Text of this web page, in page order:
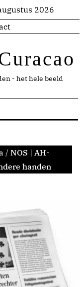
2026
- het hele beeld
/ NOS | AH-
handen